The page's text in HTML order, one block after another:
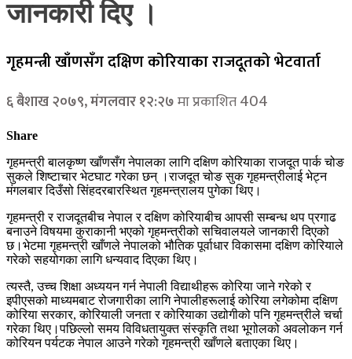
जानकारी दिए ।
गृहमन्त्री खाँणसँग दक्षिण कोरियाका राजदूतको भेटवार्ता
६ बैशाख २०७९, मंगलवार १२:२७मा प्रकाशित404
Share
गृहमन्त्री बालकृष्ण खाँणसँग नेपालका लागि दक्षिण कोरियाका राजदूत पार्क चोङ
सुकले शिष्टाचार भेटघाट गरेका छन् ।राजदूत चोङ सुक गृहमन्त्रीलाई भेट्न
मंगलबार दिउँसो सिंहदरबारस्थित गृहमन्त्रालय पुगेका थिए।
गृहमन्त्री र राजदूतबीच नेपाल र दक्षिण कोरियाबीच आपसी सम्बन्ध थप प्रगाढ
बनाउने विषयमा कुराकानी भएको गृहमन्त्रीको सचिवालयले जानकारी दिएको
छ।भेटमा गृहमन्त्री खाँणले नेपालको भौतिक पूर्वाधार विकासमा दक्षिण कोरियाले
गरेको सहयोगका लागि धन्यवाद दिएका थिए।
त्यस्तै, उच्च शिक्षा अध्ययन गर्न नेपाली विद्याथीहरू कोरिया जाने गरेको र
इपीएसको माध्यमबाट रोजगारीका लागि नेपालीहरूलाई कोरिया लगेकोमा दक्षिण
कोरिया सरकार, कोरियाली जनता र कोरियाका उद्योगीको पनि गृहमन्त्रीले चर्चा
गरेका थिए।पछिल्लो समय विविधतायुक्त संस्कृति तथा भूगोलको अवलोकन गर्न
कोरियन पर्यटक नेपाल आउने गरेको गृहमन्त्री खाँणले बताएका थिए।